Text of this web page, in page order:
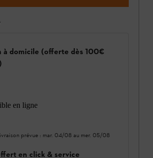
à domicile (offerte dès 100€
en ligne
prévue : mar. 04/08 au mer. 05/08
en click & service